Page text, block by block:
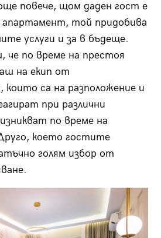
повече, щом даден гост е
той придобива
услуги и за в бъдеще.
че по време на престоя
на екип от
които са на разположение и
при различни
по време на
което гостите
голям избор от